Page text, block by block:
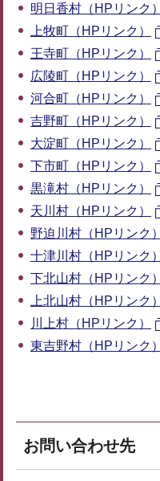
明日香村（HPリンク）
上牧町（HPリンク）
王寺町（HPリンク）
広陵町（HPリンク）
河合町（HPリンク）
吉野町（HPリンク）
大淀町（HPリンク）
下市町（HPリンク）
黒滝村（HPリンク）
天川村（HPリンク）
野迫川村（HPリンク）
十津川村（HPリンク）
下北山村（HPリンク）
上北山村（HPリンク）
川上村（HPリンク）
東吉野村（HPリンク）
お問い合わせ先